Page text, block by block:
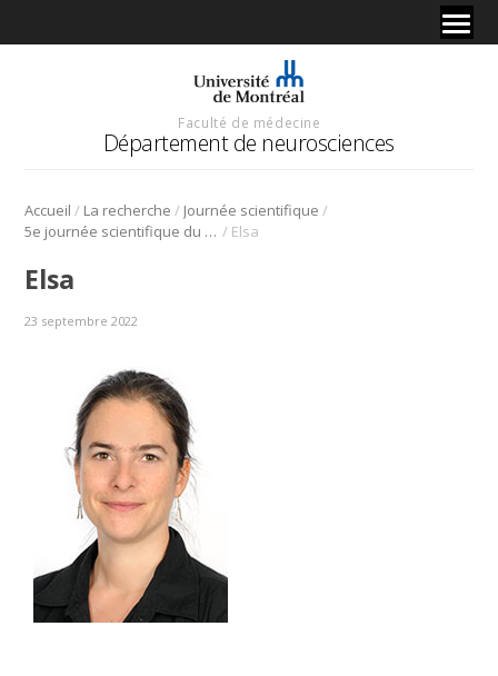
Faculté de médecine
Département de neurosciences
Accueil / La recherche / Journée scientifique /
5e journée scientifique du Département de neurosciences – 8 novembre 2022 / Elsa
Elsa
23 septembre 2022